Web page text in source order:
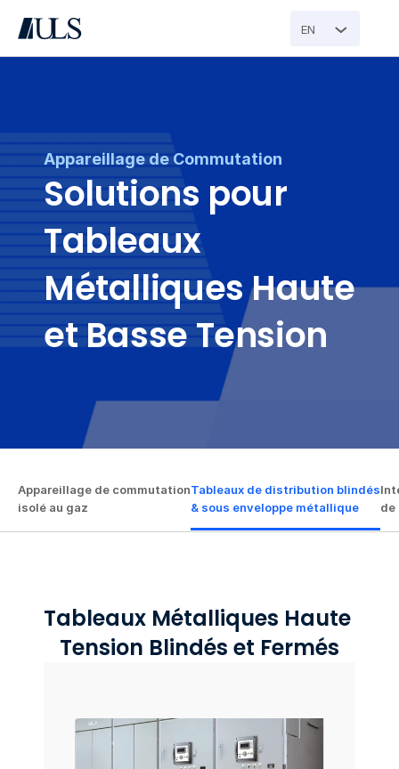
EN
Appareillage de Commutation
Solutions pour
Tableaux
Métalliques Haute
et Basse Tension
Appareillage de commutation
isolé au gaz
Tableaux de distribution blindés
& sous enveloppe métallique
de
Appareillage de commutation
isolé au gaz
Tableaux de distribution blindés
& sous enveloppe métallique
de
Tableaux Métalliques Haute
Tension Blindés et Fermés